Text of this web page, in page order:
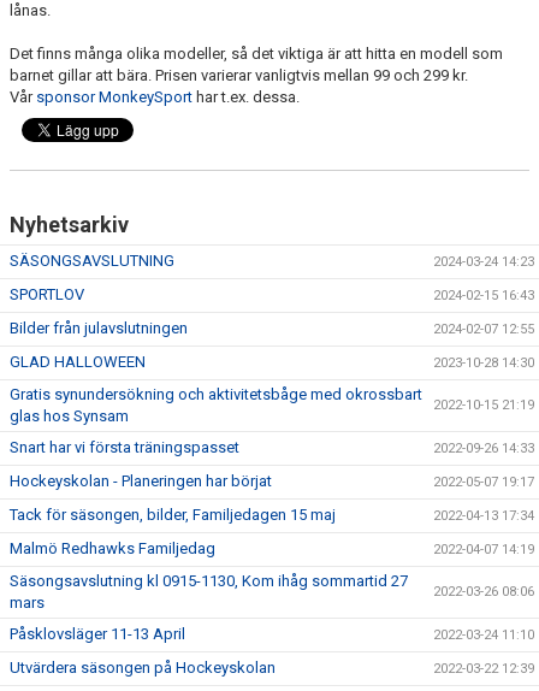
lånas.
Det finns många olika modeller, så det viktiga är att hitta en modell som
barnet gillar att bära. Prisen varierar vanligtvis mellan 99 och 299 kr.
Vår sponsor MonkeySport har t.ex. dessa.
Nyhetsarkiv
SÄSONGSAVSLUTNING 2024-03-24 14:23
SPORTLOV 2024-02-15 16:43
Bilder från julavslutningen 2024-02-07 12:55
GLAD HALLOWEEN 2023-10-28 14:30
Gratis synundersökning och aktivitetsbåge med okrossbart
glas hos Synsam
2022-10-15 21:19
Snart har vi första träningspasset 2022-09-26 14:33
Hockeyskolan - Planeringen har börjat 2022-05-07 19:17
Tack för säsongen, bilder, Familjedagen 15 maj 2022-04-13 17:34
Malmö Redhawks Familjedag 2022-04-07 14:19
Säsongsavslutning kl 0915-1130, Kom ihåg sommartid 27
mars
2022-03-26 08:06
Påsklovsläger 11-13 April 2022-03-24 11:10
Utvärdera säsongen på Hockeyskolan 2022-03-22 12:39